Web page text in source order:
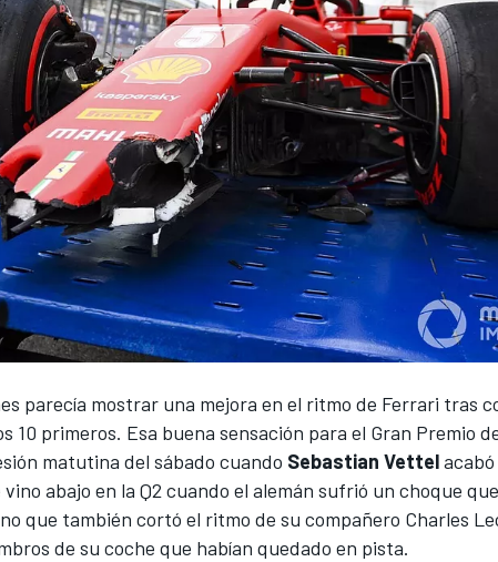
FÓRMULA E
parecía mostrar una mejora en el ritmo de Ferrari tras
10 primeros. Esa buena sensación para el Gran Premio
matutina del sábado cuando Sebastian Vettel
vino abajo en la Q2 cuando el alemán sufrió un choque
que también cortó el ritmo de su compañero Charles
de su coche que habían quedado en pista.